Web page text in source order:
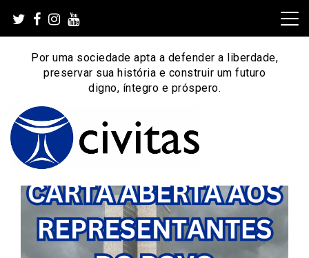
content
Por uma sociedade apta a defender a liberdade,
preservar sua história e construir um futuro
digno, íntegro e próspero.
Instituto Civitas
preservar sua história e construir um futuro digno, íntegro
e próspero.